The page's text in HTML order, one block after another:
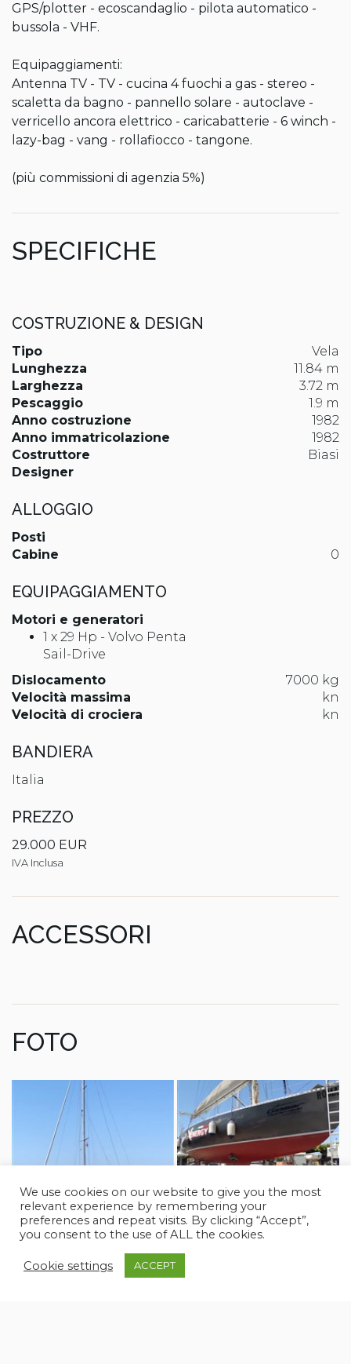
GPS/plotter - ecoscandaglio - pilota automatico -
bussola - VHF.
Equipaggiamenti:
Antenna TV - TV - cucina 4 fuochi a gas - stereo -
scaletta da bagno - pannello solare - autoclave -
verricello ancora elettrico - caricabatterie - 6 winch -
lazy-bag - vang - rollafiocco - tangone.
(più commissioni di agenzia 5%)
SPECIFICHE
COSTRUZIONE & DESIGN
Tipo
Vela
Lunghezza
11.84 m
Larghezza
3.72 m
Pescaggio
1.9 m
Anno costruzione
1982
Anno immatricolazione
1982
Costruttore
Biasi
Designer
ALLOGGIO
Posti
Cabine
0
EQUIPAGGIAMENTO
Motori e generatori
1 x 29 Hp - Volvo Penta
Sail-Drive
Dislocamento
7000 kg
Velocità massima
kn
Velocità di crociera
kn
BANDIERA
Italia
PREZZO
29.000 EUR
IVA Inclusa
ACCESSORI
FOTO
We use cookies on our website to give you the most
relevant experience by remembering your
preferences and repeat visits. By clicking “Accept”,
you consent to the use of ALL the cookies.
Cookie settings ACCEPT